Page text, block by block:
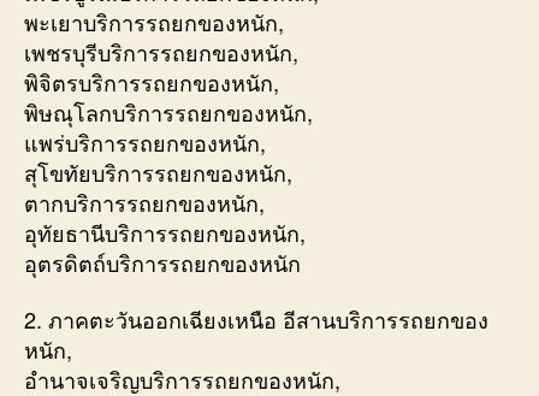
พะเยาบริการรถยกของหนัก,
เพชรบุรีบริการรถยกของหนัก,
พิจิตรบริการรถยกของหนัก,
พิษณุโลกบริการรถยกของหนัก,
แพร่บริการรถยกของหนัก,
สุโขทัยบริการรถยกของหนัก,
ตากบริการรถยกของหนัก,
อุทัยธานีบริการรถยกของหนัก,
อุตรดิตถ์บริการรถยกของหนัก
2. ภาคตะวันออกเฉียงเหนือ อีสานบริการรถยกของ
หนัก,
อำนาจเจริญบริการรถยกของหนัก,